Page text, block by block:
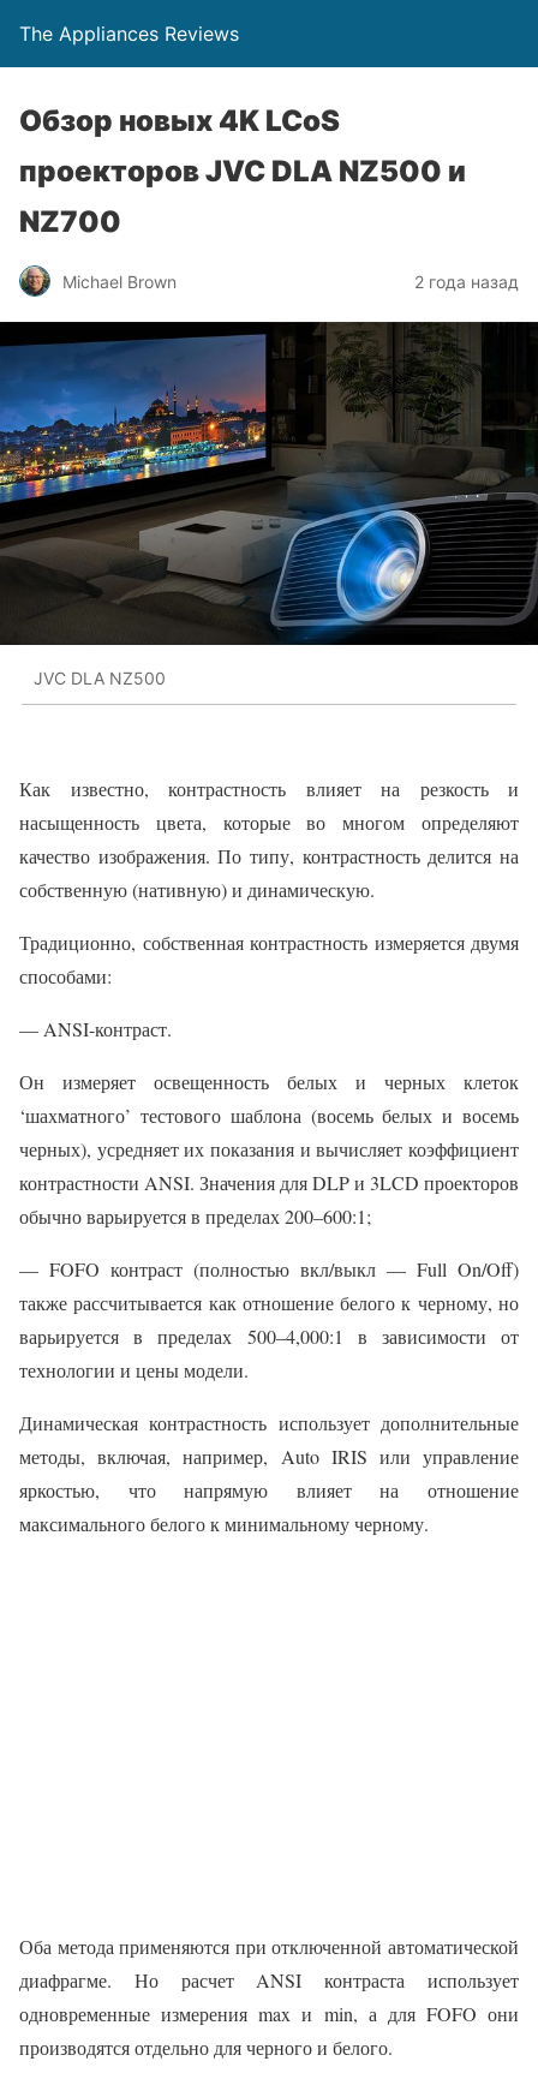
The Appliances Reviews
Обзор новых 4K LCoS
проекторов JVC DLA NZ500 и
NZ700
Michael Brown 2 года назад
JVC DLA NZ500
Как известно, контрастность влияет на резкость и
насыщенность цвета, которые во многом определяют
качество изображения. По типу, контрастность делится на
собственную (нативную) и динамическую.
Традиционно, собственная контрастность измеряется двумя
способами:
— ANSI-контраст.
Он измеряет освещенность белых и черных клеток
‘шахматного’ тестового шаблона (восемь белых и восемь
черных), усредняет их показания и вычисляет коэффициент
контрастности ANSI. Значения для DLP и 3LCD проекторов
обычно варьируется в пределах 200–600:1;
— FOFO контраст (полностью вкл/выкл — Full On/Off)
также рассчитывается как отношение белого к черному, но
варьируется в пределах 500–4,000:1 в зависимости от
технологии и цены модели.
Динамическая контрастность использует дополнительные
методы, включая, например, Auto IRIS или управление
яркостью, что напрямую влияет на отношение
максимального белого к минимальному черному.
Оба метода применяются при отключенной автоматической
диафрагме. Но расчет ANSI контраста использует
одновременные измерения max и min, а для FOFO они
производятся отдельно для черного и белого.